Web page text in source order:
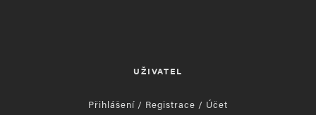
UŽIVATEL
Přihlášení / Registrace / Účet